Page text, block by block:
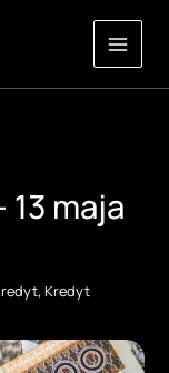
13 maja
,Kredyt